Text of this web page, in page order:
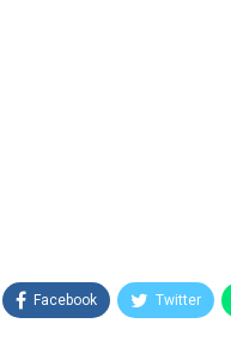
Facebook Twitter